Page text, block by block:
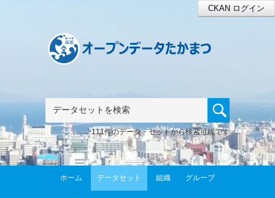
CKAN ログイン
111件のデータ・セットから検索可能です
ホーム データセット 組織 グループ